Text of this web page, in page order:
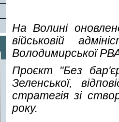
На Волині
військовій
Володимирської
Проєкт "Без
Зеленської,
стратегія зі
року.